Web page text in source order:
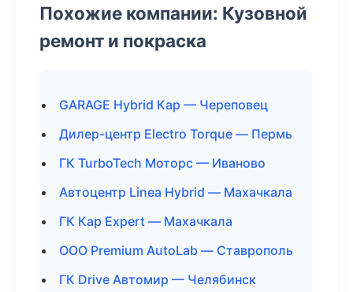
Похожие компании: Кузовной
ремонт и покраска
GARAGE Hybrid Кар — Череповец
Дилер-центр Electro Torque — Пермь
ГК TurboTech Моторс — Иваново
Автоцентр Linea Hybrid — Махачкала
ГК Кар Expert — Махачкала
ООО Premium AutoLab — Ставрополь
ГК Drive Автомир — Челябинск